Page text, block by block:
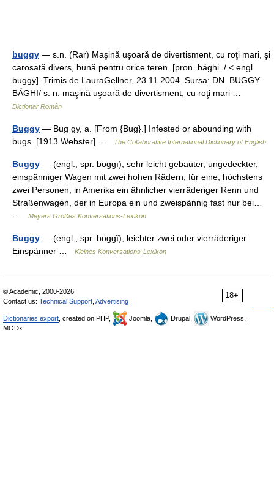
buggy — s.n. (Rar) Maşină uşoară de divertisment, cu roţi mari, şi
carosată divers, bună pentru orice teren. [pron. bághi. / < engl.
buggy]. Trimis de LauraGellner, 23.11.2004. Sursa: DN BUGGY
BÁGHI/ s. n. maşină uşoară de divertisment, cu roţi mari …
Dicționar Român
Buggy — Bug gy, a. [From {Bug}.] Infested or abounding with
bugs. [1913 Webster] …
The Collaborative International Dictionary of English
Buggy — (engl., spr. boggī), sehr leicht gebauter, ungedeckter,
einspänniger Wagen mit zwei hohen Rädern, für eine, höchstens
zwei Personen; in Amerika ein ähnlicher vierräderiger Renn und
Straßenwagen, der in Europa ein und zweispännig fast nur bei…
Meyers Großes Konversations-Lexikon
Buggy — (engl., spr. böggĭ), leichter zwei oder vierräderiger
Einspänner …
Kleines Konversations-Lexikon
18+
© Academic, 2000-2026
Contact us: Technical Support Advertising
Dictionaries export , created on PHP, Joomla, Drupal,
WordPress,
MODx.